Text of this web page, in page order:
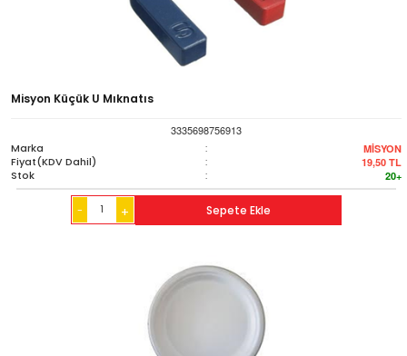
Misyon Küçük U Mıknatıs
3335698756913
Marka
: MİSYON
Fiyat(KDV Dahil) : 19,50 TL
Stok : 20+
- + Sepete Ekle